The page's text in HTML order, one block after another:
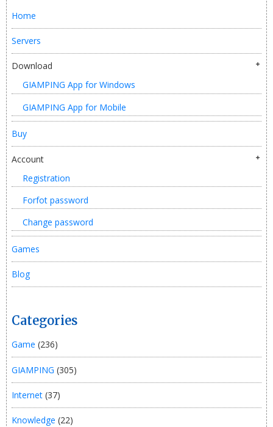
Home
Servers
Download
GIAMPING App for Windows
GIAMPING App for Mobile
Buy
Account
Registration
Forfot password
Change password
Games
Blog
Categories
Game (236)
GIAMPING (305)
Internet (37)
Knowledge (22)